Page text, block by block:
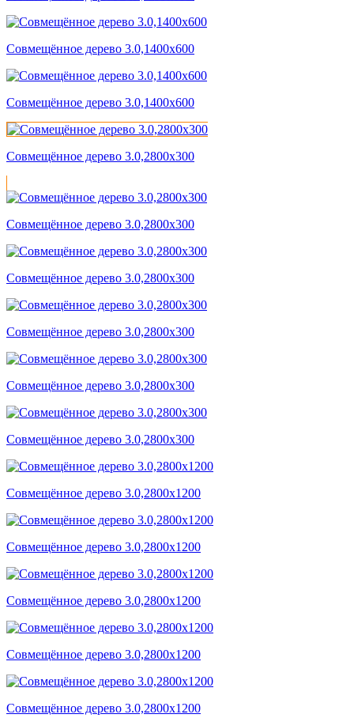
Совмещённое дерево 3.0,1400x600
Совмещённое дерево 3.0,1400x600
Совмещённое дерево 3.0,2800x300
Совмещённое дерево 3.0,2800x300
Совмещённое дерево 3.0,2800x300
Совмещённое дерево 3.0,2800x300
Совмещённое дерево 3.0,2800x300
Совмещённое дерево 3.0,2800x300
Совмещённое дерево 3.0,2800x1200
Совмещённое дерево 3.0,2800x1200
Совмещённое дерево 3.0,2800x1200
Совмещённое дерево 3.0,2800x1200
Совмещённое дерево 3.0,2800x1200